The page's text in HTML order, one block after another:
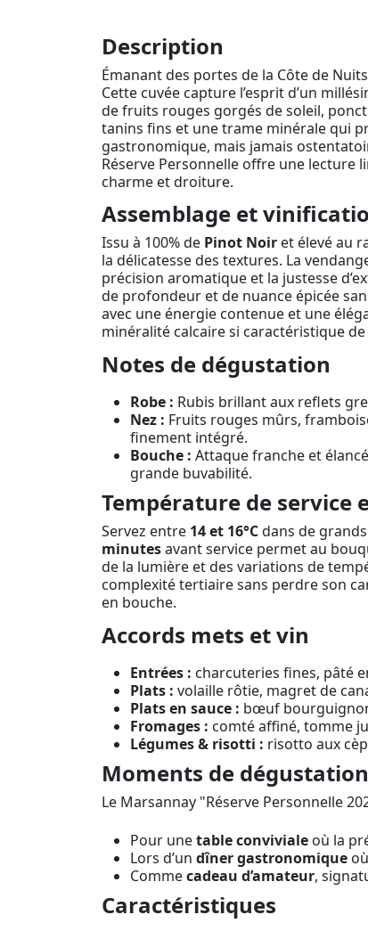
Description
Émanant des portes de la Côte de
Cette cuvée capture l’esprit d’un
de fruits rouges gorgés de soleil,
tanins fins et une trame minérale qui
gastronomique, mais jamais
Réserve Personnelle offre une lecture
charme et droiture.
Assemblage et
Issu à 100% de Pinot Noir et élevé au
la délicatesse des textures. La
précision aromatique et la justesse
de profondeur et de nuance épicée
avec une énergie contenue et une
minéralité calcaire si caractéristique
Notes de dégustation
Robe : Rubis brillant aux reflets
Nez : Fruits rouges mûrs,
finement intégré.
Bouche : Attaque franche et
grande buvabilité.
Température de service
Servez entre 14 et 16°Cdans de
minutesavant service permet au
de la lumière et des variations de
complexité tertiaire sans perdre son
en bouche.
Accords mets et vin
Entrées : charcuteries fines, pâté
Plats : volaille rôtie, magret de
Plats en sauce : bœuf
Fromages : comté affiné, tomme
Légumes & risotti : risotto aux
Moments de dégustation
Le Marsannay "Réserve Personnelle
Pour unetable conviviale où la
Lors d’un dîner gastronomique
Commecadeau d’amateur,
Caractéristiques